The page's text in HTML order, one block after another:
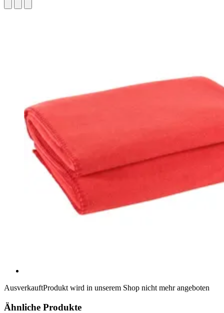
AusverkauftProdukt wird in unserem Shop nicht mehr angeboten
Ähnliche Produkte